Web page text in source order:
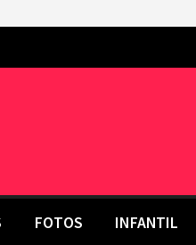
FOTOS INFANTIL